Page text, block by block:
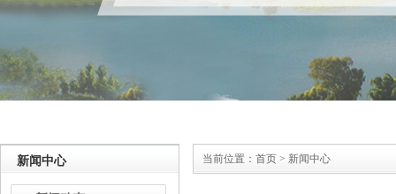
新闻中心 当前位置： 首页 > 新闻中心